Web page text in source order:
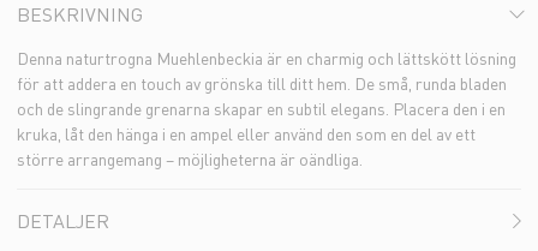
BESKRIVNING
Denna naturtrogna Muehlenbeckia är en charmig och lättskött lösning
för att addera en touch av grönska till ditt hem. De små, runda bladen
och de slingrande grenarna skapar en subtil elegans. Placera den i en
kruka, låt den hänga i en ampel eller använd den som en del av ett
större arrangemang – möjligheterna är oändliga.
DETALJER